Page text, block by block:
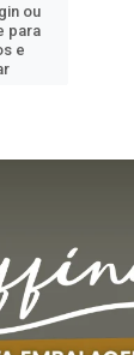
ou
para
e